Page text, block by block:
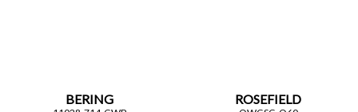
BERING ROSEFIELD